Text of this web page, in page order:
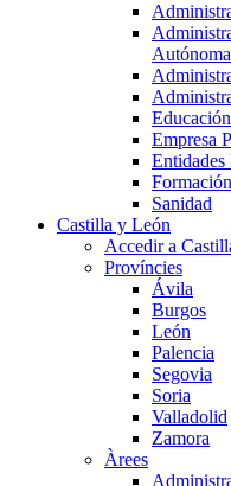
Educación
Empresa
Entidades
Formación
Sanidad
Castilla y León
Accedir a
Províncies
Ávila
Burgos
León
Palencia
Segovia
Soria
Valladolid
Zamora
Àrees